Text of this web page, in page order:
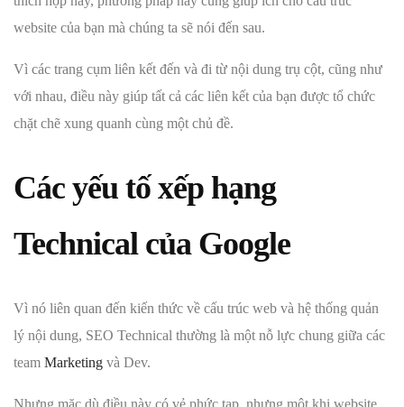
website của bạn mà chúng ta sẽ nói đến sau.
Vì các trang cụm liên kết đến và đi từ nội dung trụ cột, cũng như
với nhau, điều này giúp tất cả các liên kết của bạn được tổ chức
chặt chẽ xung quanh cùng một chủ đề.
Các yếu tố xếp hạng
Technical của Google
Vì nó liên quan đến kiến thức về cấu trúc web và hệ thống quản
lý nội dung, SEO Technical thường là một nỗ lực chung giữa các
team Marketing và Dev.
Nhưng mặc dù điều này có vẻ phức tạp, nhưng một khi website